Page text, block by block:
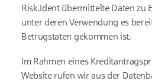
Risk.Ident übermittelte Daten zu
unter deren Verwendung es
Betrugstaten gekommen ist.
Im Rahmen eines
Website rufen wir aus der